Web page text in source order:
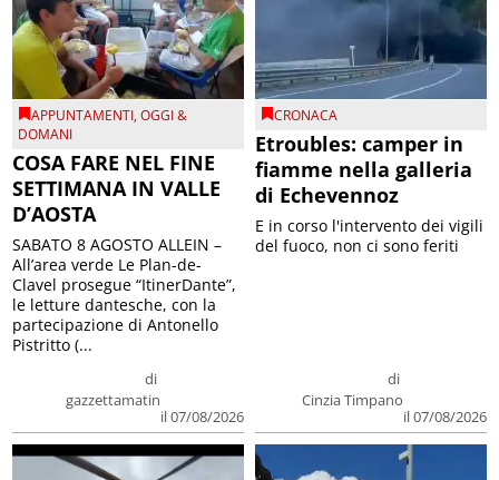
APPUNTAMENTI,OGGI &
DOMANI
COSA FARE NEL FINE
SETTIMANA IN VALLE
D’AOSTA
di
gazzettamatin
il 07/08/2026
SABATO 8 AGOSTO ALLEIN –
All’area verde Le Plan-de-
Clavel prosegue “ItinerDante”,
le letture dantesche, con la
partecipazione di Antonello
Pistritto (...
CRONACA
Etroubles: camper in
fiamme nella galleria
di Echevennoz
di
Cinzia Timpano
il 07/08/2026
E in corso l'intervento dei vigili
del fuoco, non ci sono feriti